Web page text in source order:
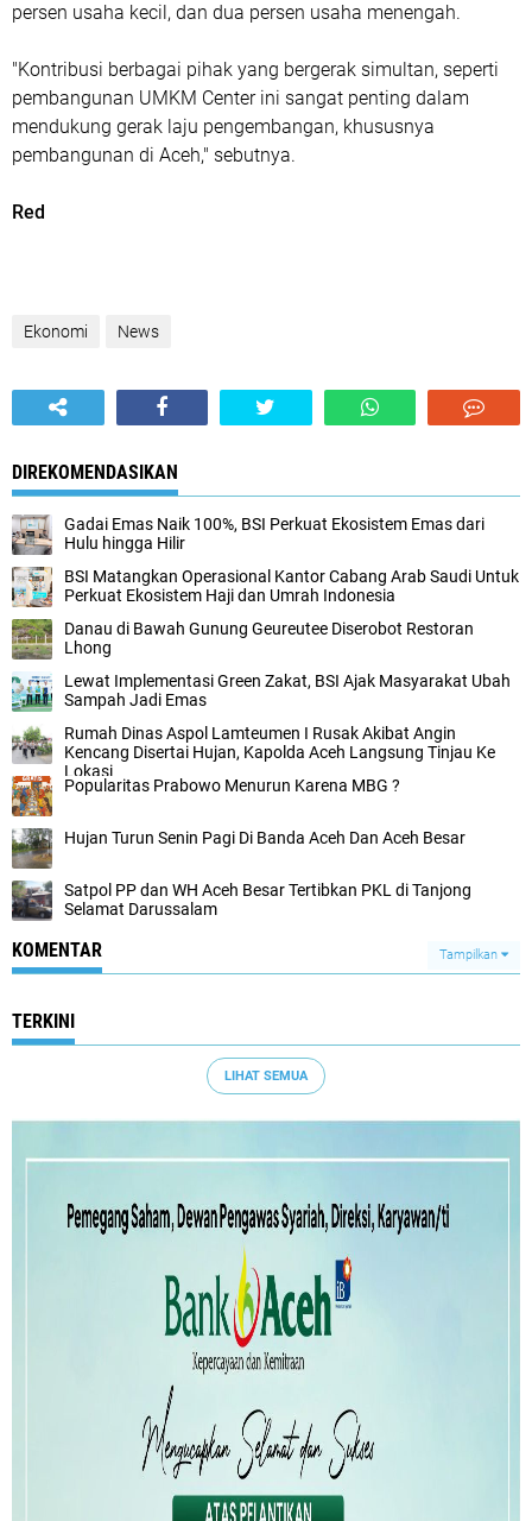
persen usaha kecil, dan dua persen usaha menengah.
"Kontribusi berbagai pihak yang bergerak simultan, seperti
pembangunan UMKM Center ini sangat penting dalam
mendukung gerak laju pengembangan, khususnya
pembangunan di Aceh," sebutnya.
Red
Ekonomi News
DIREKOMENDASIKAN
Gadai Emas Naik 100%, BSI Perkuat Ekosistem Emas dari
Hulu hingga Hilir
BSI Matangkan Operasional Kantor Cabang Arab Saudi Untuk
Perkuat Ekosistem Haji dan Umrah Indonesia
Danau di Bawah Gunung Geureutee Diserobot Restoran
Lhong
Lewat Implementasi Green Zakat, BSI Ajak Masyarakat Ubah
Sampah Jadi Emas
Rumah Dinas Aspol Lamteumen I Rusak Akibat Angin
Kencang Disertai Hujan, Kapolda Aceh Langsung Tinjau Ke
Lokasi
Popularitas Prabowo Menurun Karena MBG ?
Hujan Turun Senin Pagi Di Banda Aceh Dan Aceh Besar
Satpol PP dan WH Aceh Besar Tertibkan PKL di Tanjong
Selamat Darussalam
KOMENTAR Tampilkan
TERKINI
LIHAT SEMUA